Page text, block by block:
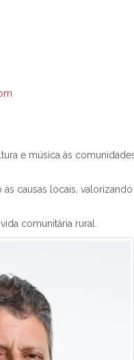
e música às
causas locais, valorizando
comunitária rural.